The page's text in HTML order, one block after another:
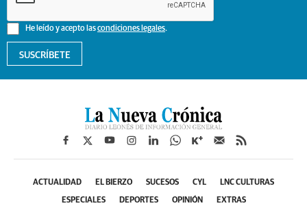
He leído y acepto lascondiciones legales.
SUSCRÍBETE
ACTUALIDAD EL BIERZO SUCESOS CYL LNC CULTURAS
ESPECIALES DEPORTES OPINIÓN EXTRAS